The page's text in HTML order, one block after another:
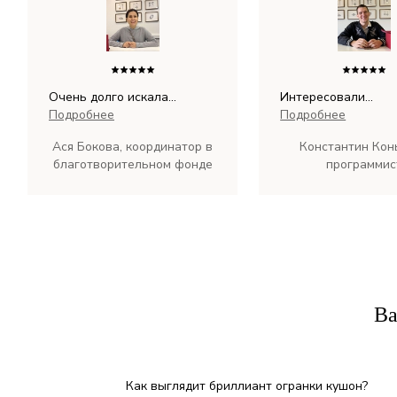
Очень долго искала
тоненькое колечко-
отчаялась. На сайте PIERRE
нашла то, что мне нужно.
Подробнее
Ася Бокова, координатор в
благотворительном фонде
Интересовали
характеристики
был хороший.
дизайн. Очень
Подробнее
Константин
Как выглядит бриллиант огранки кушон?